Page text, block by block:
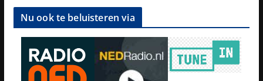
Nu ook te beluisteren via